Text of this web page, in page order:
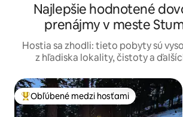
Najlepšie hodnotené
prenájmy v meste
Hostia sa zhodli: tieto pobyty sú
z hľadiska lokality, čistoty a
Najobľúbenejšie medzi hosťami
Obľúbené medzi hosťami